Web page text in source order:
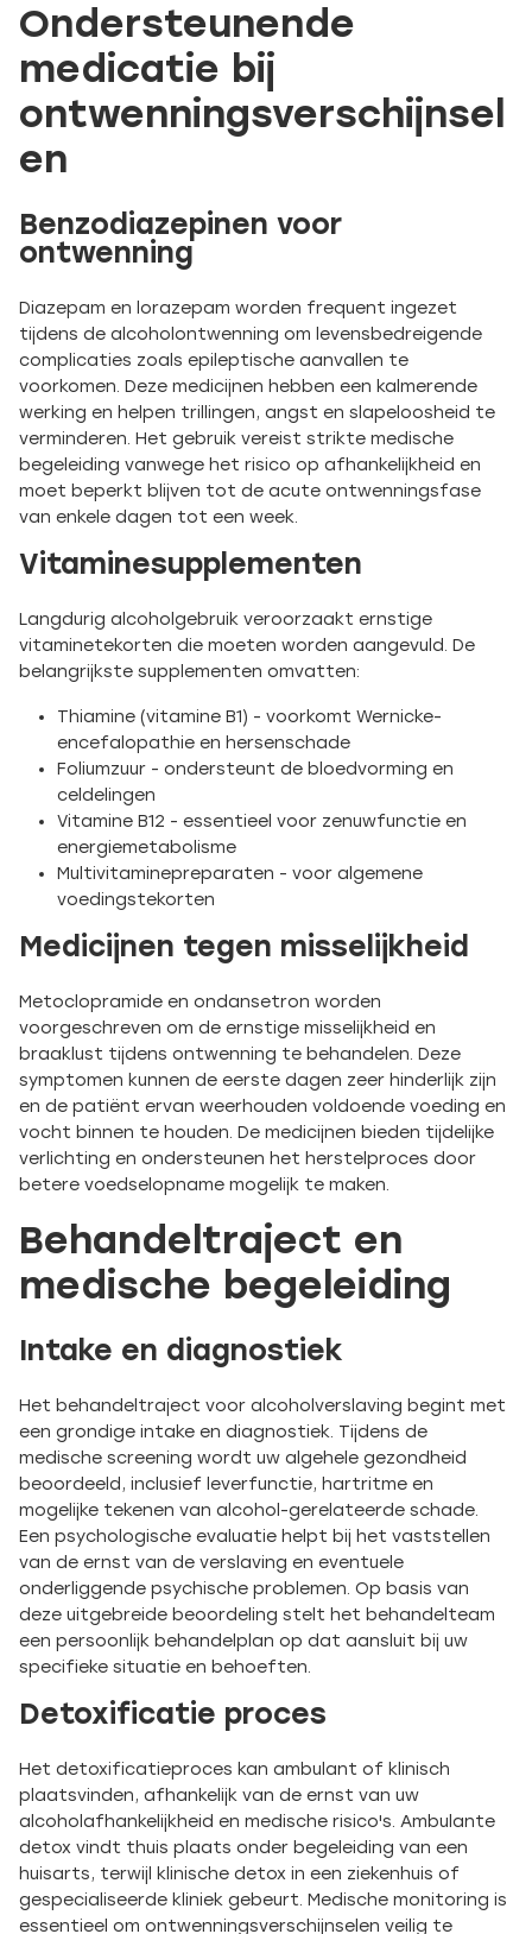
Ondersteunende
medicatie bij
ontwenningsverschijnsel
en
Benzodiazepinen voor
ontwenning
Diazepam en lorazepam worden frequent ingezet
tijdens de alcoholontwenning om levensbedreigende
complicaties zoals epileptische aanvallen te
voorkomen. Deze medicijnen hebben een kalmerende
werking en helpen trillingen, angst en slapeloosheid te
verminderen. Het gebruik vereist strikte medische
begeleiding vanwege het risico op afhankelijkheid en
moet beperkt blijven tot de acute ontwenningsfase
van enkele dagen tot een week.
Vitaminesupplementen
Langdurig alcoholgebruik veroorzaakt ernstige
vitaminetekorten die moeten worden aangevuld. De
belangrijkste supplementen omvatten:
Thiamine (vitamine B1) - voorkomt Wernicke-
encefalopathie en hersenschade
Foliumzuur - ondersteunt de bloedvorming en
celdelingen
Vitamine B12 - essentieel voor zenuwfunctie en
energiemetabolisme
Multivitaminepreparaten - voor algemene
voedingstekorten
Medicijnen tegen misselijkheid
Metoclopramide en ondansetron worden
voorgeschreven om de ernstige misselijkheid en
braaklust tijdens ontwenning te behandelen. Deze
symptomen kunnen de eerste dagen zeer hinderlijk zijn
en de patiënt ervan weerhouden voldoende voeding en
vocht binnen te houden. De medicijnen bieden tijdelijke
verlichting en ondersteunen het herstelproces door
betere voedselopname mogelijk te maken.
Behandeltraject en
medische begeleiding
Intake en diagnostiek
Het behandeltraject voor alcoholverslaving begint met
een grondige intake en diagnostiek. Tijdens de
medische screening wordt uw algehele gezondheid
beoordeeld, inclusief leverfunctie, hartritme en
mogelijke tekenen van alcohol-gerelateerde schade.
Een psychologische evaluatie helpt bij het vaststellen
van de ernst van de verslaving en eventuele
onderliggende psychische problemen. Op basis van
deze uitgebreide beoordeling stelt het behandelteam
een persoonlijk behandelplan op dat aansluit bij uw
specifieke situatie en behoeften.
Detoxificatie proces
Het detoxificatieproces kan ambulant of klinisch
plaatsvinden, afhankelijk van de ernst van uw
alcoholafhankelijkheid en medische risico's. Ambulante
detox vindt thuis plaats onder begeleiding van een
huisarts, terwijl klinische detox in een ziekenhuis of
gespecialiseerde kliniek gebeurt. Medische monitoring is
essentieel om ontwenningsverschijnselen veilig te